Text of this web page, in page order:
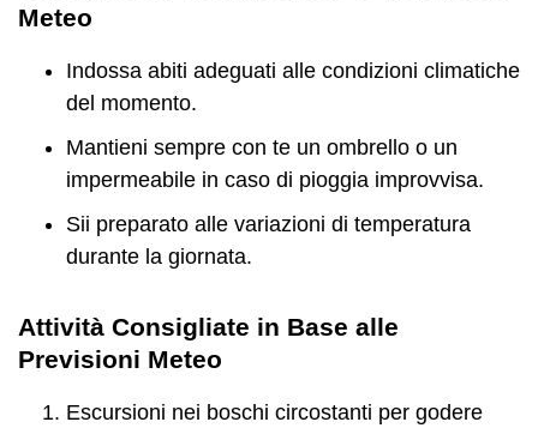
Meteo
Indossa abiti adeguati alle condizioni climatiche
del momento.
Mantieni sempre con te un ombrello o un
impermeabile in caso di pioggia improvvisa.
Sii preparato alle variazioni di temperatura
durante la giornata.
Attività Consigliate in Base alle
Previsioni Meteo
Escursioni nei boschi circostanti per godere